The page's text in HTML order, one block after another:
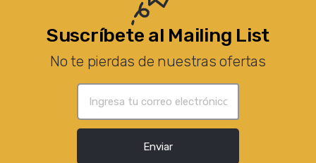
Suscríbete al Mailing List
No te pierdas de nuestras ofertas
Enviar